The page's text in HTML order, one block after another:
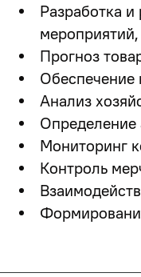
Разработка
мероприятий,
Прогноз
Обеспечение
Анализ
Определение
Мониторинг
Контроль